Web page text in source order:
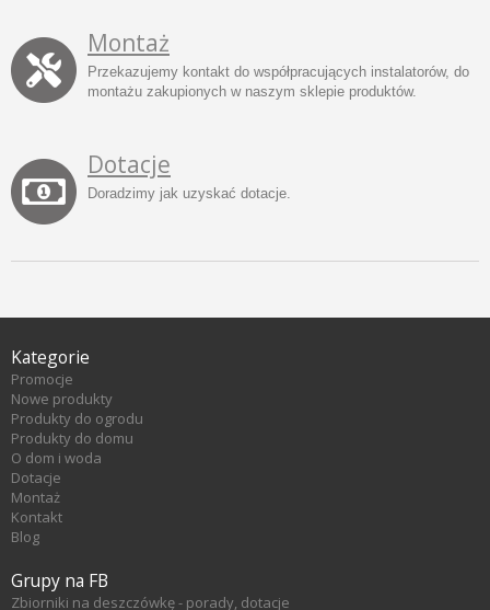
Montaż
Przekazujemy kontakt do współpracujących instalatorów, do
montażu zakupionych w naszym sklepie produktów.
Dotacje
Doradzimy jak uzyskać dotacje.
Kategorie
Promocje
Nowe produkty
Produkty do ogrodu
Produkty do domu
O dom i woda
Dotacje
Montaż
Kontakt
Blog
Grupy na FB
Zbiorniki na deszczówkę - porady, dotacje